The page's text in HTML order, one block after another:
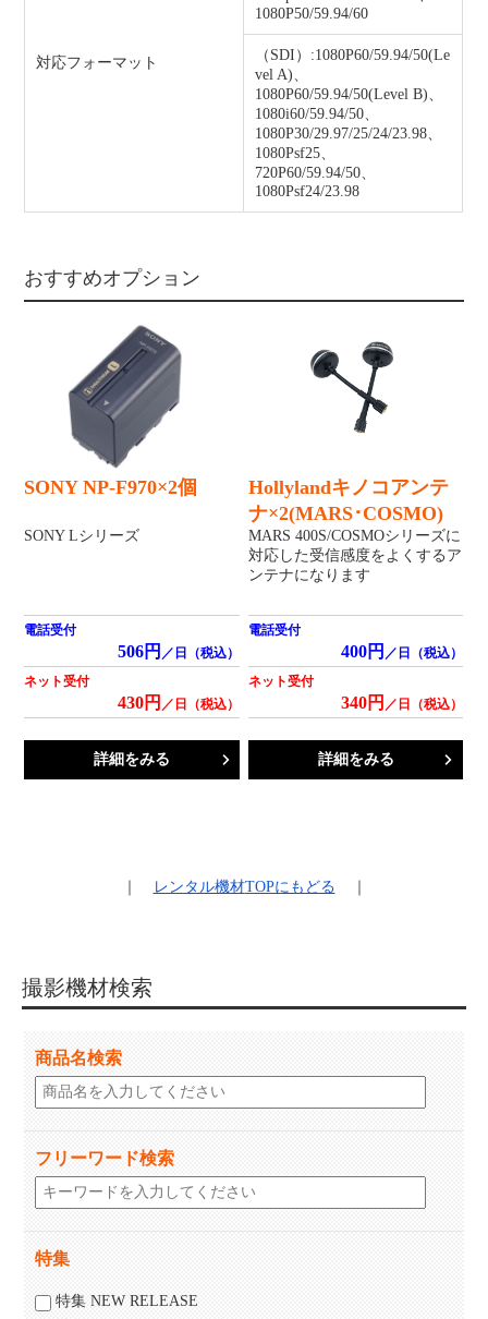
対応フォーマット
1080P50/59.94/60
（SDI）:1080P60/59.94/50(Le
vel A)、
1080P60/59.94/50(Level B)、
1080i60/59.94/50、
1080P30/29.97/25/24/23.98、
1080Psf25、
720P60/59.94/50、
1080Psf24/23.98
おすすめオプション
SONY NP-F970×2個
SONY Lシリーズ
電話受付
506円 ／日（税込）
ネット受付
430円 ／日（税込）
詳細をみる
Hollylandキノコアンテ
ナ×2(MARS･COSMO)
MARS 400S/COSMOシリーズに
対応した受信感度をよくするア
ンテナになります
電話受付
400円 ／日（税込）
ネット受付
340円 ／日（税込）
詳細をみる
レンタル機材TOPにもどる
撮影機材検索
商品名検索
フリーワード検索
特集
特集 NEW RELEASE